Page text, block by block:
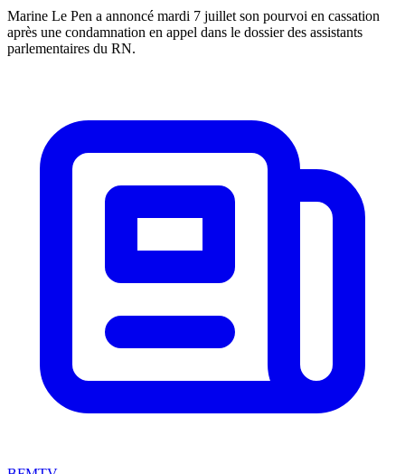
Marine Le Pen a annoncé mardi 7 juillet son pourvoi en cassation
après une condamnation en appel dans le dossier des assistants
parlementaires du RN.